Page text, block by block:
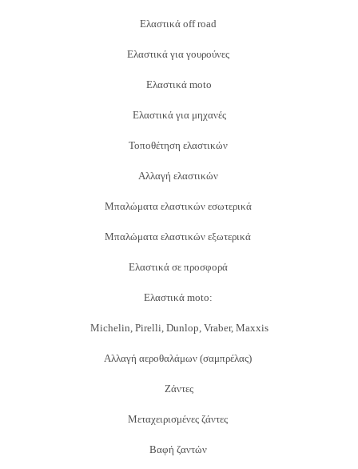
Ελαστικά off road
Ελαστικά για γουρούνες
Ελαστικά moto
Ελαστικά για μηχανές
Τοποθέτηση ελαστικών
Αλλαγή ελαστικών
Μπαλώματα ελαστικών εσωτερικά
Μπαλώματα ελαστικών εξωτερικά
Ελαστικά σε προσφορά
Ελαστικά moto:
Michelin, Pirelli, Dunlop, Vraber, Maxxis
Αλλαγή αεροθαλάμων (σαμπρέλας)
Ζάντες
Μεταχειρισμένες ζάντες
Βαφή ζαντών